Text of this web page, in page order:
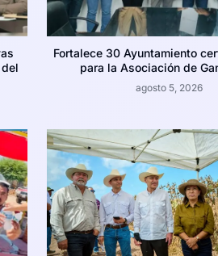
Fortalece 30 Ayuntamiento
para la Asociación de
agosto 5, 2026